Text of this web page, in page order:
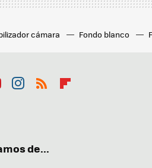
cámara Fondo blanco
de...